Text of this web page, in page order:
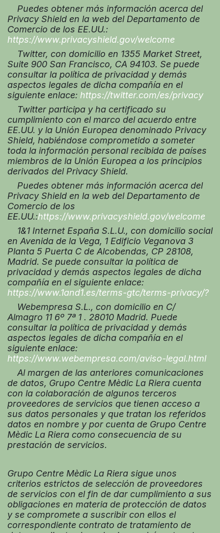
Puedes obtener más información acerca del
Privacy Shield en la web del Departamento de
Comercio de los EE.UU.:
https://www.privacyshield.gov/welcome
Twitter, con domicilio en 1355 Market Street,
Suite 900 San Francisco, CA 94103. Se puede
consultar la política de privacidad y demás
aspectos legales de dicha compañía en el
siguiente enlace: https://twitter.com/es/privacy
Twitter participa y ha certificado su
cumplimiento con el marco del acuerdo entre
EE.UU. y la Unión Europea denominado Privacy
Shield, habiéndose comprometido a someter
toda la información personal recibida de países
miembros de la Unión Europea a los principios
derivados del Privacy Shield.
Puedes obtener más información acerca del
Privacy Shield en la web del Departamento de
Comercio de los
EE.UU.:https://www.privacyshield.gov/welcome
1&1 Internet España S.L.U., con domicilio social
en Avenida de la Vega, 1 Edificio Veganova 3
Planta 5 Puerta C de Alcobendas, CP 28108,
Madrid. Se puede consultar la política de
privacidad y demás aspectos legales de dicha
compañía en el siguiente enlace:
https://www.1and1.es/terms-gtc/terms-privacy/?
Webempresa S.L., con domicilio en C/
Almagro 11 6º 7ª 1 . 28010 Madrid. Puede
consultar la política de privacidad y demás
aspectos legales de dicha compañía en el
siguiente enlace:
https://www.webempresa.com/aviso-legal.html
Al margen de las anteriores comunicaciones
de datos, Grupo Centre Mèdic La Riera cuenta
con la colaboración de algunos terceros
proveedores de servicios que tienen acceso a
sus datos personales y que tratan los referidos
datos en nombre y por cuenta de Grupo Centre
Mèdic La Riera como consecuencia de su
prestación de servicios.
Grupo Centre Mèdic La Riera sigue unos
criterios estrictos de selección de proveedores
de servicios con el fin de dar cumplimiento a sus
obligaciones en materia de protección de datos
y se compromete a suscribir con ellos el
correspondiente contrato de tratamiento de